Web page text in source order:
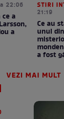
22:06
a
a
STIRI
21:19
Ce au
unul
a fost
VEZI MAI MULT